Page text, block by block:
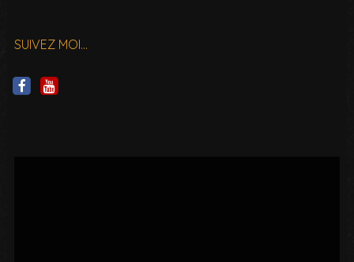
SUIVEZ MOI…